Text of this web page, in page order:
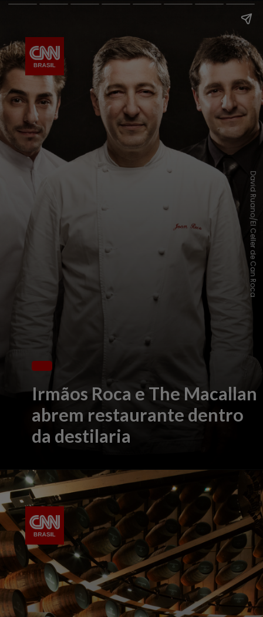
Irmãos Roca e The Macallan
abrem restaurante dentro
da destilaria
David Ruano/El Celler de Can Roca